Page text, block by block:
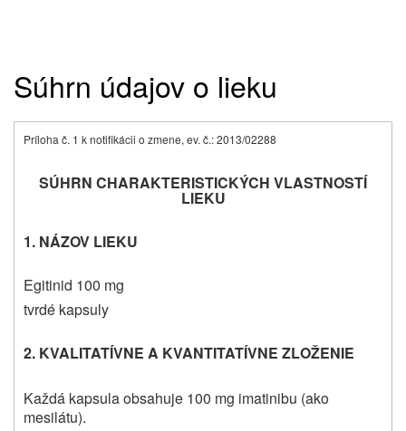
Súhrn údajov o lieku
Príloha č. 1 k notifikácii o zmene, ev. č.: 2013/02288
SÚHRN CHARAKTERISTICKÝCH VLASTNOSTÍ
LIEKU
1. NÁZOV LIEKU
Egitinid 100 mg
tvrdé kapsuly
2. KVALITATÍVNE A KVANTITATÍVNE ZLOŽENIE
Každá kapsula obsahuje 100 mg imatinibu (ako
mesilátu).